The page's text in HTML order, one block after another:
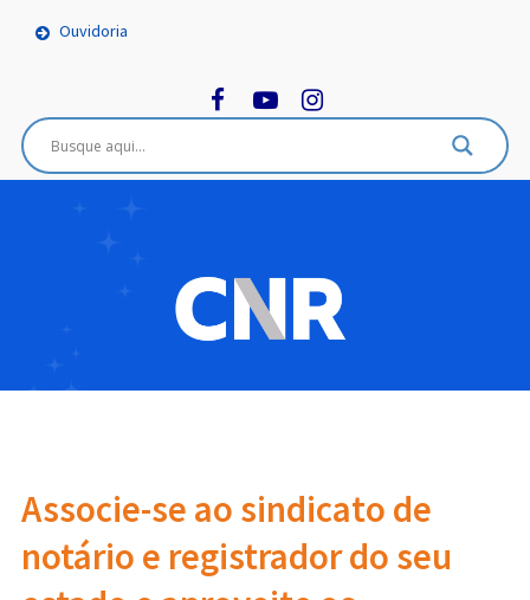
Ouvidoria
Associe-se ao sindicato de
notário e registrador do seu